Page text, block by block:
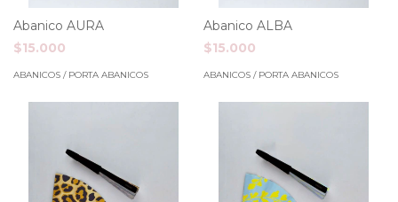
Abanico AURA
$15.000
ABANICOS / PORTA ABANICOS
Abanico ALBA
$15.000
ABANICOS / PORTA ABANICOS